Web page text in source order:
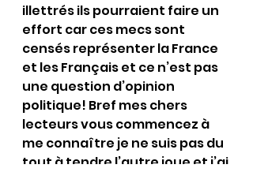
illettrés ils pourraient faire un
effort car ces mecs sont
censés représenter la France
et les Français et ce n’est pas
une question d’opinion
politique! Bref mes chers
lecteurs vous commencez à
me connaître je ne suis pas du
tout à tendre l’autre joue et j’ai